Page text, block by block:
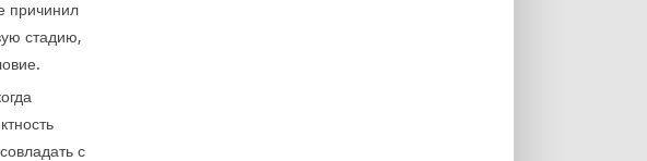
причинил
стадию,
с